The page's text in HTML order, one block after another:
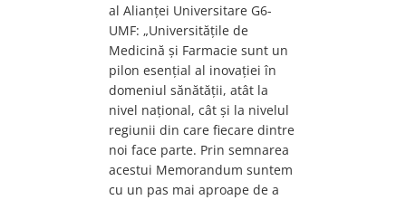
al Alianței Universitare G6-
UMF: „Universitățile de
Medicină și Farmacie sunt un
pilon esențial al inovației în
domeniul sănătății, atât la
nivel național, cât și la nivelul
regiunii din care fiecare dintre
noi face parte. Prin semnarea
acestui Memorandum suntem
cu un pas mai aproape de a